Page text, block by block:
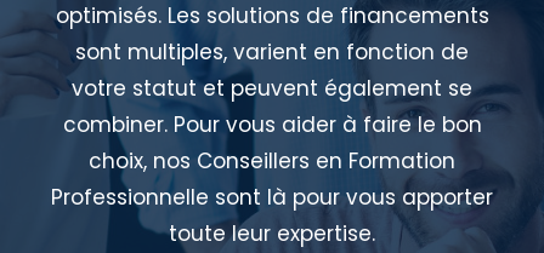
optimisés. Les solutions de financements
sont multiples, varient en fonction de
votre statut et peuvent également se
combiner. Pour vous aider à faire le bon
choix, nos Conseillers en Formation
Professionnelle sont là pour vous apporter
toute leur expertise.